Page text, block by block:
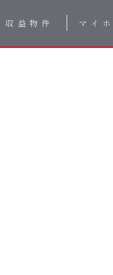
収益物件 マイ